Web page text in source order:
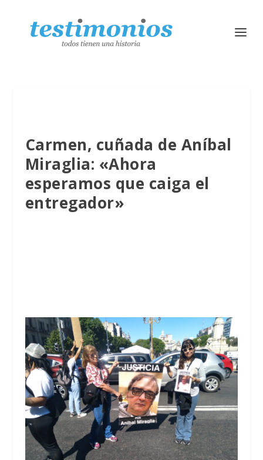
Carmen, cuñada de Aníbal
Miraglia: «Ahora
esperamos que caiga el
entregador»